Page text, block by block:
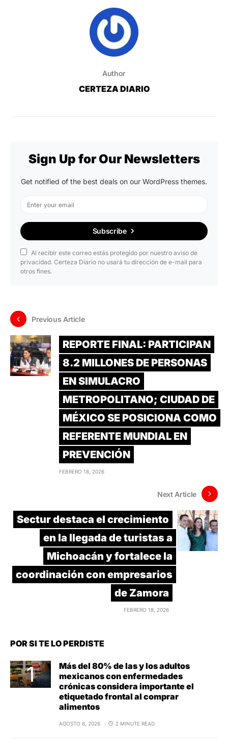
Author
CERTEZA DIARIO
Sign Up for Our Newsletters
Get notified of the best deals on our WordPress themes.
Subscribe
Al recibir este correo estás protegido por nuestro aviso de
privacidad. Certeza Diario no usará tu dirección de e-mail para
otros fines.
Previous Article
REPORTE FINAL: PARTICIPAN
8.2 MILLONES DE PERSONAS
EN SIMULACRO
METROPOLITANO; CIUDAD DE
MÉXICO SE POSICIONA COMO
REFERENTE MUNDIAL EN
PREVENCIÓN
FEBRERO 18, 2026
Next Article
Sectur destaca el crecimiento
en la llegada de turistas a
Michoacán y fortalece la
coordinación con empresarios
de Zamora
FEBRERO 18, 2026
POR SI TE LO PERDISTE
Más del 80% de las y los adultos
mexicanos con enfermedades
crónicas considera importante el
etiquetado frontal al comprar
alimentos
AGOSTO 6, 2026 2 MINUTE READ